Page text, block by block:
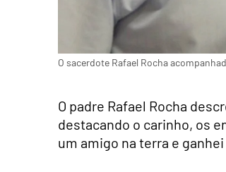
O sacerdote Rafael Rocha
O padre Rafael Rocha
destacando o carinho, os
um amigo na terra e